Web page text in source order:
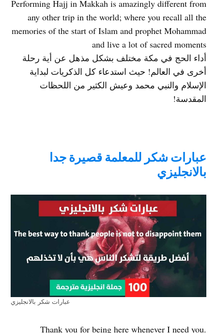
Performing Hajj in Makkah is amazingly different from
any other trip in the world; where you recall all the
memories of the start of Islam and prophet Mohammad
and live a lot of sacred moments
أداء الحج في مكة مختلف بشكل مذهل عن أية رحلة
أخرى في العالم! حيث استدعاء كل الذكريات لبداية
الإسلام والنبي محمد وعيش الكثير من اللحظات
المقدسة!
عبارات شكر للمعلمة قصيرة جدا
بالانجليزي
عبارات شكر بالانجليزي
.Thank you for being here whenever I need you